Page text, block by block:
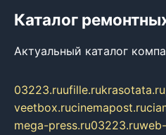
Каталог
Актуальный каталог
03223.ruufille.rukrasotata.ru
veetbox.rucinemapost.ru
mega-press.ru03223.ru